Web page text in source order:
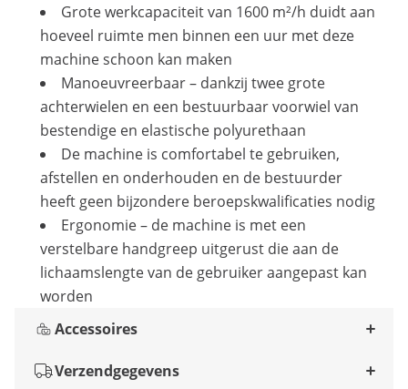
Grote werkcapaciteit van 1600 m²/h duidt aan
hoeveel ruimte men binnen een uur met deze
machine schoon kan maken
Manoeuvreerbaar – dankzij twee grote
achterwielen en een bestuurbaar voorwiel van
bestendige en elastische polyurethaan
De machine is comfortabel te gebruiken,
afstellen en onderhouden en de bestuurder
heeft geen bijzondere beroepskwalificaties nodig
Ergonomie – de machine is met een
verstelbare handgreep uitgerust die aan de
lichaamslengte van de gebruiker aangepast kan
worden
Accessoires
Verzendgegevens